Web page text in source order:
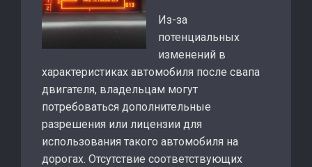
Из-за
потенциальных
изменений в
характеристиках автомобиля после свапа
двигателя, владельцам могут
потребоваться дополнительные
разрешения или лицензии для
использования такого автомобиля на
дорогах. Отсутствие соответствующих